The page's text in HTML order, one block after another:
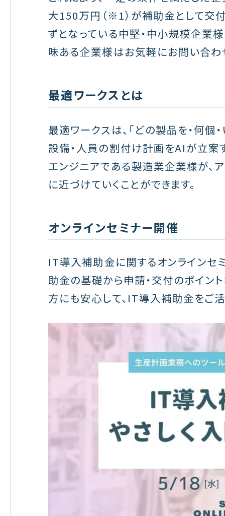
大150万円（※1）が補助金として交
ずとなっている中堅・中小規模企業
味ある企業様はお気軽にお問い合わ
最適ワークスとは
最適ワークスは、「どの製品を・何個
設備・人員の割付け計画をAIが立案
エンジニアである製造業企業様が、
に近づけていくことができます。
オンラインセミナー開催
IT導入補助金に関するオンラインセ
助金の基礎から申請・交付のポイン
方にも安心して、IT導入補助金をご